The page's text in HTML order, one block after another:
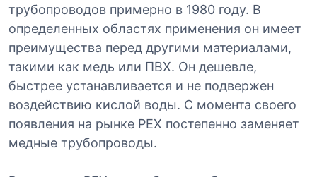
трубопроводов примерно в 1980 году. В
определенных областях применения он имеет
преимущества перед другими материалами,
такими как медь или ПВХ. Он дешевле,
быстрее устанавливается и не подвержен
воздействию кислой воды. С момента своего
появления на рынке PEX постепенно заменяет
медные трубопроводы.